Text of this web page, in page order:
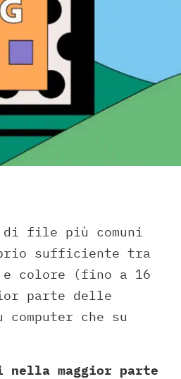
di file più comuni
sufficiente tra
colore (fino a 16
parte delle
che su
nella maggior parte